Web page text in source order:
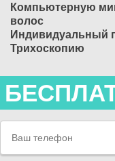
Компьютерную
волос
Индивидуальный
Трихоскопию